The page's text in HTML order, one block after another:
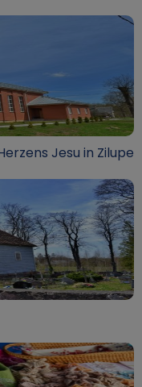
Jesu in Zilupe